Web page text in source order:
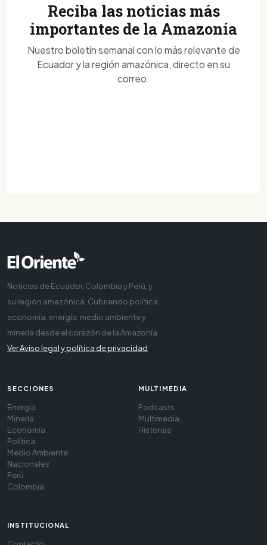
Reciba las noticias más
importantes de la Amazonía
Nuestro boletín semanal con lo más relevante de
Ecuador y la región amazónica, directo en su
correo.
Noticias de Ecuador, Colombia y Perú, y
su región amazónica. Cubriendo política,
economía, energía, medio ambiente y
minería desde el corazón de la Amazonía
Ver Aviso legal y política de privacidad
SECCIONES
Energía
Minería
Economía
Política
Medio Ambiente
Nacionales
Perú
Colombia
MULTIMEDIA
Podcasts
Multimedia
Historias
INSTITUCIONAL